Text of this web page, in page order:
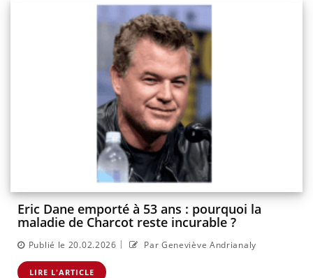
Eric Dane emporté à 53 ans : pourquoi la
maladie de Charcot reste incurable ?
Publié le 20.02.2026 | Par Geneviève Andrianaly
LIRE L'ARTICLE